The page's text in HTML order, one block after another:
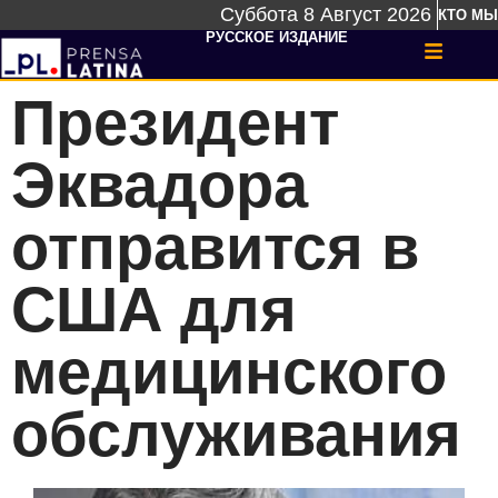
Суббота 8 Август 2026 КТО МЫ
РУССКОЕ ИЗДАНИЕ
Президент
Эквадора
отправится в
США для
медицинского
обслуживания